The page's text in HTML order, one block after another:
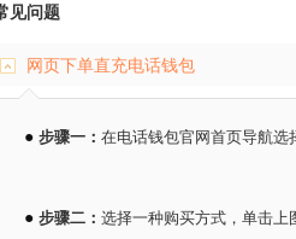
见问题
网页下单直充电话钱包
● 步骤一： 在电话钱包官网首页导航选
● 步骤二： 选择一种购买方式，单击上